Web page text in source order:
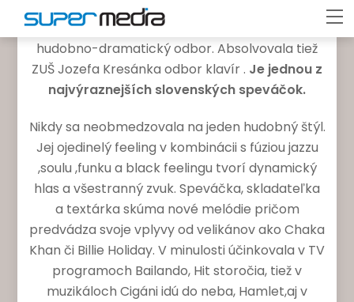
Anita Soul, absolventka hudobného
konzervatória v Bratislave, vyštudovala
hudobno-dramatický odbor. Absolvovala tiež
ZUŠ Jozefa Kresánka odbor klavír . Je jednou z
najvýraznejších slovenských speváčok.
Nikdy sa neobmedzovala na jeden hudobný štýl.
Jej ojedinelý feeling v kombinácii s fúziou jazzu
,soulu ,funku a black feelingu tvorí dynamický
hlas a všestranný zvuk. Speváčka, skladateľka
a textárka skúma nové melódie pričom
predvádza svoje vplyvy od velikánov ako Chaka
Khan či Billie Holiday. V minulosti účinkovala v TV
programoch Bailando, Hit storočia, tiež v
muzikáloch Cigáni idú do neba, Hamlet,aj v